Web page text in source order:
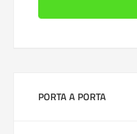
PORTA A PORTA